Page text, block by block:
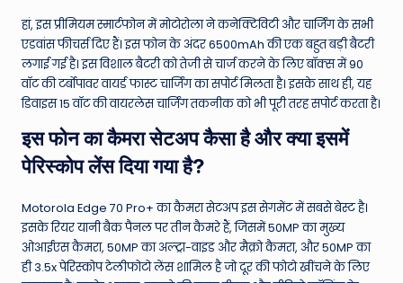
हां, इस प्रीमियम स्मार्टफोन में मोटोरोला ने कनेक्टिविटी और चार्जिंग के सभी
एडवांस फीचर्स दिए हैं। इस फोन के अंदर 6500mAh की एक बहुत बड़ी बैटरी
लगाई गई है। इस विशाल बैटरी को तेजी से चार्ज करने के लिए बॉक्स में 90
वॉट की टर्बोपावर वायर्ड फास्ट चार्जिंग का सपोर्ट मिलता है। इसके साथ ही, यह
डिवाइस 15 वॉट की वायरलेस चार्जिंग तकनीक को भी पूरी तरह सपोर्ट करता है।
इस फोन का कैमरा सेटअप कैसा है और क्या इसमें
पेरिस्कोप लेंस दिया गया है?
Motorola Edge 70 Pro+ का कैमरा सेटअप इस सेगमेंट में सबसे बेस्ट है।
इसके रियर यानी बैक पैनल पर तीन कैमरे हैं, जिसमें 50MP का मुख्य
ओआईएस कैमरा, 50MP का अल्ट्रा-वाइड और मैक्रो कैमरा, और 50MP का
ही 3.5x पेरिस्कोप टेलीफोटो लेंस शामिल है जो दूर की फोटो खींचने के लिए